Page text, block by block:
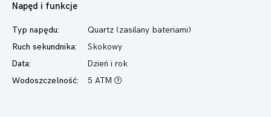
Napęd i funkcje
Typ napędu:
Quartz (zasilany bateriami)
Ruch sekundnika:
Skokowy
Data:
Dzień i rok
Wodoszczelność:
5 ATM